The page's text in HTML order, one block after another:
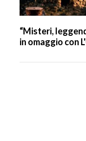
“Misteri,
in omaggio con